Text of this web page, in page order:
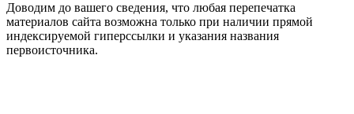
Доводим до вашего сведения, что любая перепечатка
материалов сайта возможна только при наличии прямой
индексируемой гиперссылки и указания названия
первоисточника.